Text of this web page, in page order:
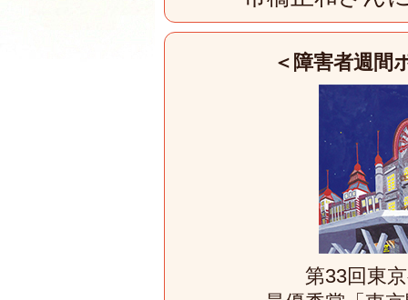
＜障害者週間
第33回東